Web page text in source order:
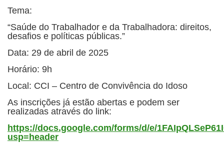
Tema:
“Saúde do Trabalhador e da Trabalhadora: direitos,
desafios e políticas públicas.”
Data: 29 de abril de 2025
Horário: 9h
Local: CCI – Centro de Convivência do Idoso
As inscrições já estão abertas e podem ser
realizadas através do link:
https://docs.google.com/forms/d/e/
usp=header